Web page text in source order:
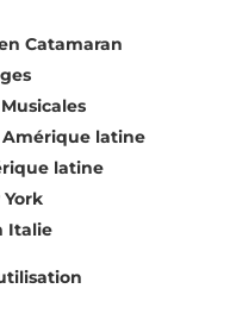
Catamaran
Amérique latine
latine
Italie